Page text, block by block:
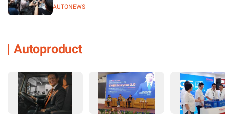
AUTONEWS
Autoproduct